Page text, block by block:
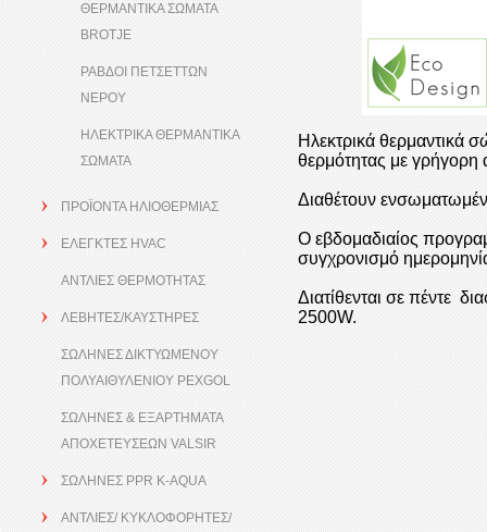
ΘΕΡΜΑΝΤΙΚΑ ΣΩΜΑΤΑ
BROTJE
ΡΑΒΔΟΙ ΠΕΤΣΕΤΤΩΝ
ΝΕΡΟΥ
ΗΛΕΚΤΡΙΚΑ ΘΕΡΜΑΝΤΙΚΑ
ΣΩΜΑΤΑ
ΠΡΟΪΟΝΤΑ ΗΛΙΟΘΕΡΜΙΑΣ
ΕΛΕΓΚΤΕΣ HVAC
ΑΝΤΛΙΕΣ ΘΕΡΜΟΤΗΤΑΣ
ΛΕΒΗΤΕΣ/ΚΑΥΣΤΗΡΕΣ
ΣΩΛΗΝΕΣ ΔΙΚΤΥΩΜΕΝΟΥ
ΠΟΛΥΑΙΘΥΛΕΝΙΟΥ PEXGOL
ΣΩΛΗΝΕΣ & ΕΞΑΡΤΗΜΑΤΑ
ΑΠΟΧΕΤΕΥΣΕΩΝ VALSIR
ΣΩΛΗΝΕΣ PPR K-AQUA
ΑΝΤΛΙΕΣ/ ΚΥΚΛΟΦΟΡΗΤΕΣ/
Ηλεκτρικά θερμαντικά
θερμότητας με γρήγορη
Διαθέτουν
Ο εβδομαδιαίος
συγχρονισμό
Διατίθενται σε πέντε
2500W.